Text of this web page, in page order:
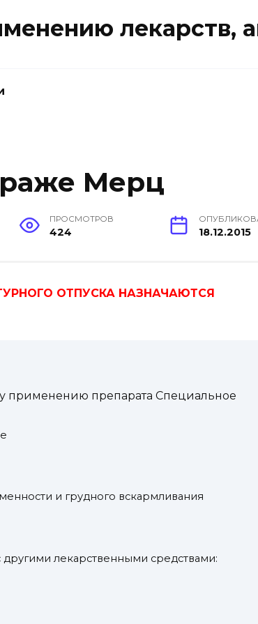
лекарств,
Мерц
ПРОСМОТРОВ
424 18.12.2015
ОТПУСКА НАЗНАЧАЮТСЯ
препарата Специальное
и грудного вскармливания
лекарственными средствами: